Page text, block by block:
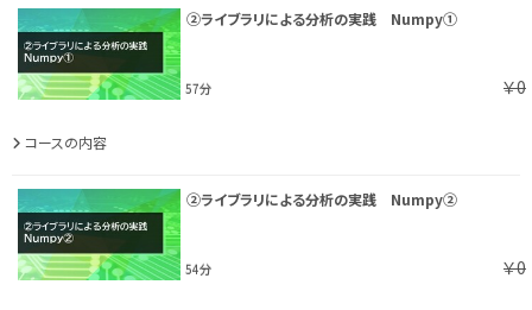
②ライブラリによる分析の実践 Numpy①
57分 ￥0
コースの内容
②ライブラリによる分析の実践 Numpy②
54分 ￥0